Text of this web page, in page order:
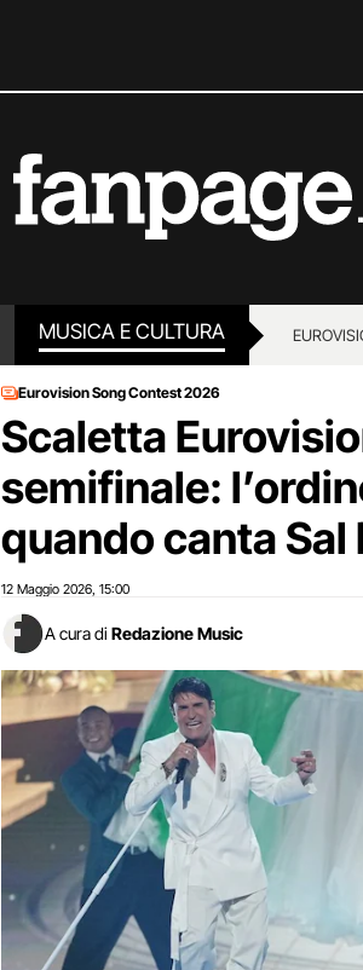
MUSICA E CULTURA
Eurovision Song Contest 2026
Scaletta
semifinale:
quando canta Sal
12 Maggio 2026 15:00
A cura di Redazione Music